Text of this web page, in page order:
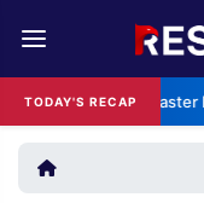
TODAY'S RECAP
REDAKSI
RESOLUSI